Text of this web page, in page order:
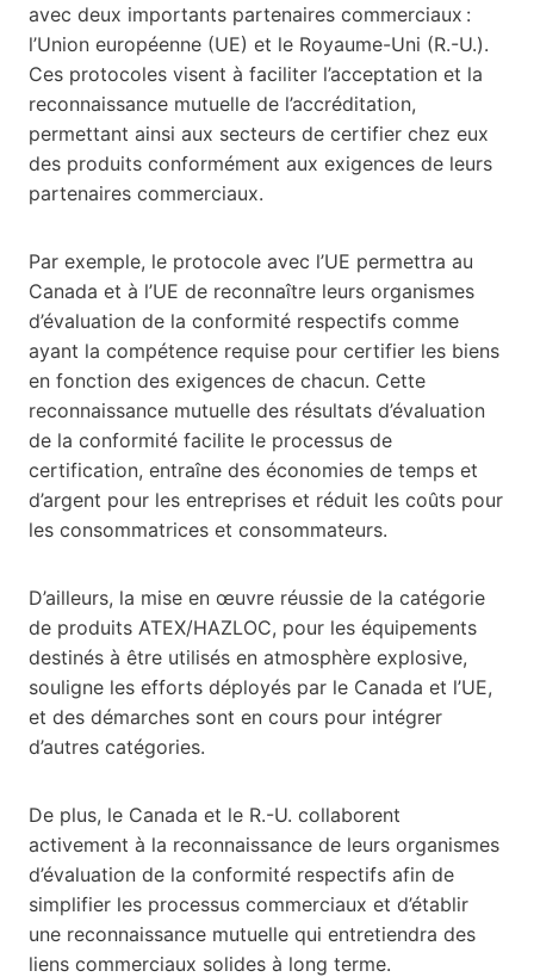
avec deux importants partenaires commerciaux :
l’Union européenne (UE) et le Royaume-Uni (R.-U.).
Ces protocoles visent à faciliter l’acceptation et la
reconnaissance mutuelle de l’accréditation,
permettant ainsi aux secteurs de certifier chez eux
des produits conformément aux exigences de leurs
partenaires commerciaux.
Par exemple, le protocole avec l’UE permettra au
Canada et à l’UE de reconnaître leurs organismes
d’évaluation de la conformité respectifs comme
ayant la compétence requise pour certifier les biens
en fonction des exigences de chacun. Cette
reconnaissance mutuelle des résultats d’évaluation
de la conformité facilite le processus de
certification, entraîne des économies de temps et
d’argent pour les entreprises et réduit les coûts pour
les consommatrices et consommateurs.
D’ailleurs, la mise en œuvre réussie de la catégorie
de produits ATEX/HAZLOC, pour les équipements
destinés à être utilisés en atmosphère explosive,
souligne les efforts déployés par le Canada et l’UE,
et des démarches sont en cours pour intégrer
d’autres catégories.
De plus, le Canada et le R.-U. collaborent
activement à la reconnaissance de leurs organismes
d’évaluation de la conformité respectifs afin de
simplifier les processus commerciaux et d’établir
une reconnaissance mutuelle qui entretiendra des
liens commerciaux solides à long terme.